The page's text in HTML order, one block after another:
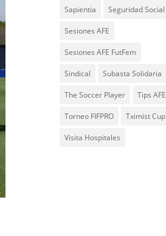
Sapientia Seguridad Social
Sesiones AFE
Sesiones AFE FutFem
Sindical Subasta Solidaria
The Soccer Player Tips AFE
Torneo FIFPRO Tximist Cup
Visita Hospitales